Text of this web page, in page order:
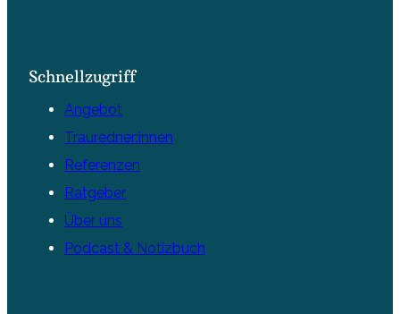
Schnellzugriff
Angebot
Trauredner:innen
Referenzen
Ratgeber
Über uns
Podcast & Notizbuch